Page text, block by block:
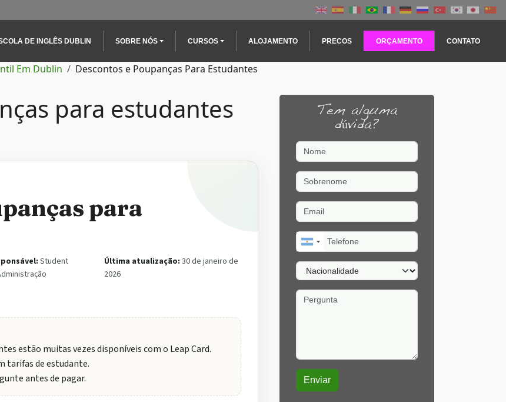
navigation
DE INGLÊS DUBLIN SOBRE NÓS CURSOS ALOJAMENTO PRECOS ORÇAMENTO CONTATO
Em Dublin Descontos e Poupanças Para Estudantes
para estudantes
para
Student
Última atualização: 30 de janeiro de
2026
estão muitas vezes disponíveis com o Leap Card.
tarifas de estudante.
antes de pagar.
Tem alguma
dúvida?
Nome
Sobrenome
Email
Telefone
Nacionalidade
Pergunta